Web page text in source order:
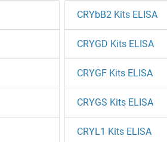
CRYbB2 Kits ELISA
CRYGD Kits ELISA
CRYGF Kits ELISA
CRYGS Kits ELISA
CRYL1 Kits ELISA